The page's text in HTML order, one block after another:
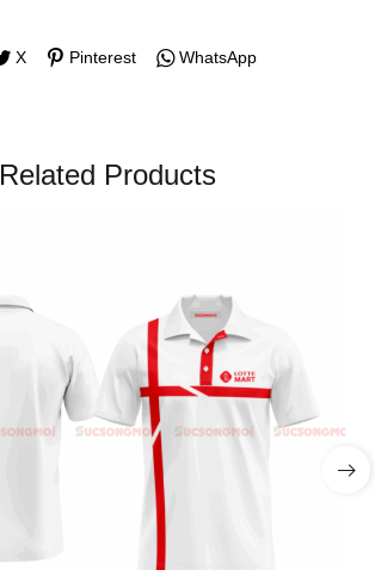
X Pinterest WhatsApp
Related Products